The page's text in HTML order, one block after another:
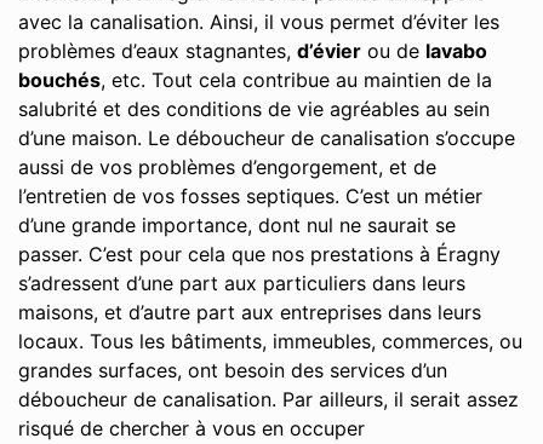
avec la canalisation. Ainsi, il vous permet d’éviter les
problèmes d’eaux stagnantes, d’évier ou de lavabo
bouchés, etc. Tout cela contribue au maintien de la
salubrité et des conditions de vie agréables au sein
d’une maison. Le déboucheur de canalisation s’occupe
aussi de vos problèmes d’engorgement, et de
l’entretien de vos fosses septiques. C’est un métier
d’une grande importance, dont nul ne saurait se
passer. C’est pour cela que nos prestations à Éragny
s’adressent d’une part aux particuliers dans leurs
maisons, et d’autre part aux entreprises dans leurs
locaux. Tous les bâtiments, immeubles, commerces, ou
grandes surfaces, ont besoin des services d’un
déboucheur de canalisation. Par ailleurs, il serait assez
risqué de chercher à vous en occuper